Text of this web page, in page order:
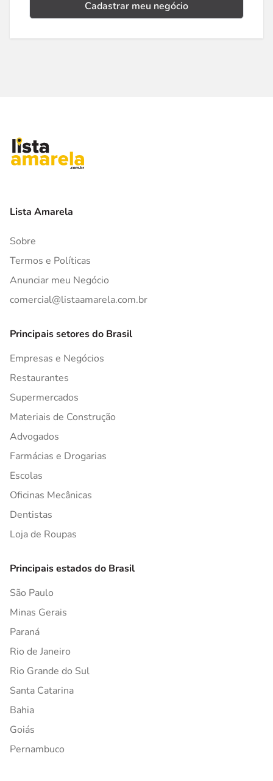
Cadastrar meu negócio
Lista Amarela
Sobre
Termos e Políticas
Anunciar meu Negócio
comercial@listaamarela.com.br
Principais setores do Brasil
Empresas e Negócios
Restaurantes
Supermercados
Materiais de Construção
Advogados
Farmácias e Drogarias
Escolas
Oficinas Mecânicas
Dentistas
Loja de Roupas
Principais estados do Brasil
São Paulo
Minas Gerais
Paraná
Rio de Janeiro
Rio Grande do Sul
Santa Catarina
Bahia
Goiás
Pernambuco